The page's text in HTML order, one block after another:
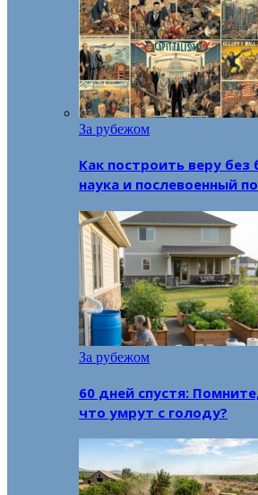
За рубежом
Как построить веру без
наука и послевоенный
За рубежом
60 дней спустя:
что умрут с голоду?